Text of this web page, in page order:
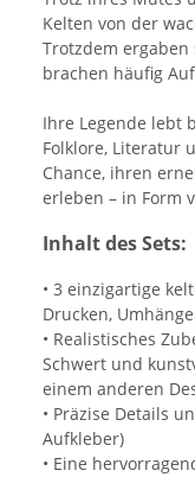
Kelten von der
Trotzdem
brachen häufig
Ihre Legende lebt
Folklore, Literatur
Chance, ihren
erleben – in Form
Inhalt des Sets:
• 3 einzigartige
Drucken,
• Realistisches
Schwert und
einem anderen
• Präzise Details
Aufkleber)
• Eine